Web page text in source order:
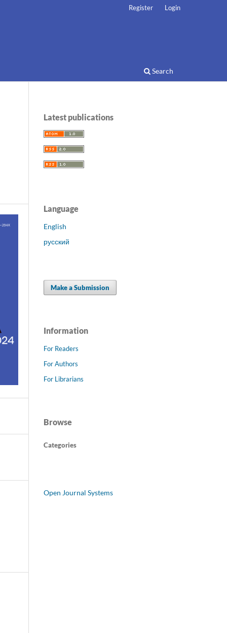
Search
Register Login
Latest publications
Language
English
русский
Make a Submission
Information
For Readers
For Authors
For Librarians
Browse
Categories
Open Journal Systems